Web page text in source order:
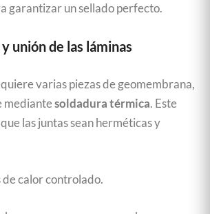
garantizar un sellado perfecto.
unión de las láminas
varias piezas de geomembrana,
mediantesoldadura térmica. Este
las juntas sean herméticas y
de calor controlado.